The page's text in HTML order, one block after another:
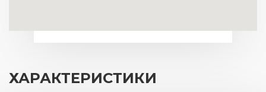
ХАРАКТЕРИСТИКИ